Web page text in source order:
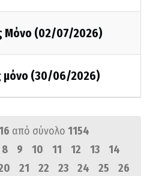
Μόνο (02/07/2026)
μόνο (30/06/2026)
από σύνολο 1154
8 9 10 11 12 13
14
21 22 23 24 25
26